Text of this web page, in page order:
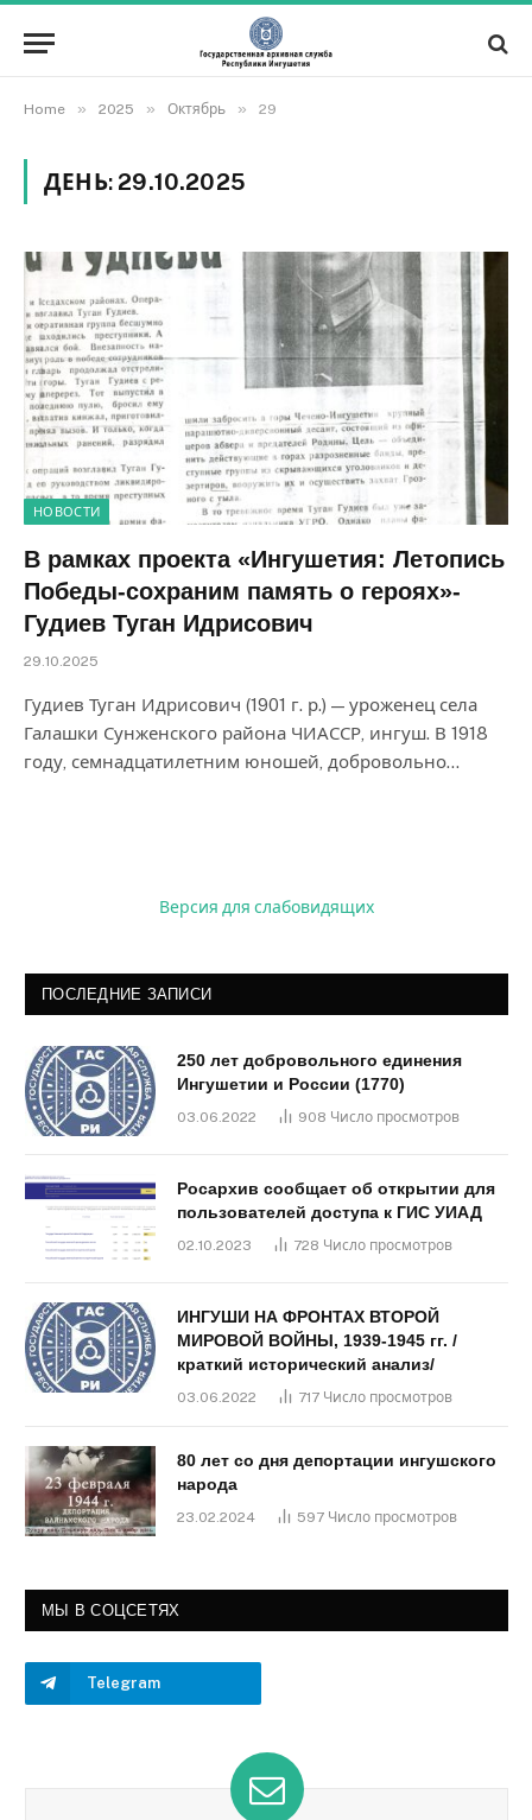
Home » 2025 » Октябрь » 29
ДЕНЬ: 29.10.2025
НОВОСТИ
В рамках проекта «Ингушетия: Летопись
Победы-сохраним память о героях»-
Гудиев Туган Идрисович
29.10.2025
Гудиев Туган Идрисович (1901 г. р.) — уроженец села
Галашки Сунженского района ЧИАССР, ингуш. В 1918
году, семнадцатилетним юношей, добровольно…
Версия для слабовидящих
ПОСЛЕДНИЕ ЗАПИСИ
250 лет добровольного единения
Ингушетии и России (1770)
03.06.2022 908 Число просмотров
Росархив сообщает об открытии для
пользователей доступа к ГИС УИАД
02.10.2023 728 Число просмотров
ИНГУШИ НА ФРОНТАХ ВТОРОЙ
МИРОВОЙ ВОЙНЫ, 1939-1945 гг. /
краткий исторический анализ/
03.06.2022 717 Число просмотров
80 лет со дня депортации ингушского
народа
23.02.2024 597 Число просмотров
МЫ В СОЦСЕТЯХ
Telegram